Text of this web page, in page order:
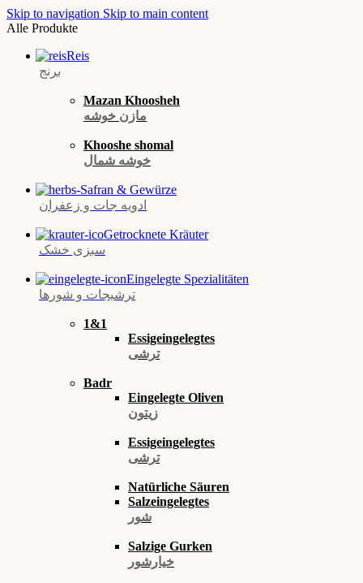
Skip to navigation Skip to main content
Alle Produkte
Reis
برنج
Mazan Khoosheh
مازن خوشه
Khooshe shomal
خوشه شمال
Safran & Gewürze
ادویه‌ جات و زعفران
Getrocknete Kräuter
سبزی خشک
Eingelegte Spezialitäten
ترشیجات و شورها
1&1
Essigeingelegtes
ترشی
Badr
Eingelegte Oliven
زیتون
Essigeingelegtes
ترشی
Natürliche Säuren
Salzeingelegtes
شور
Salzige Gurken
خیارشور